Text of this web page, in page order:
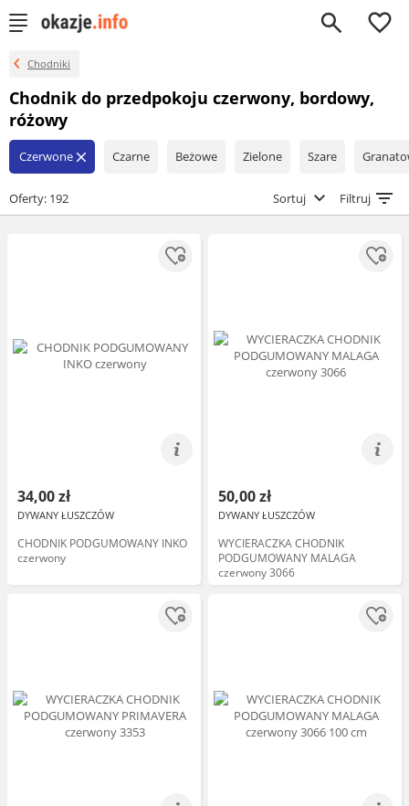
0
Chodniki
Chodnik do przedpokoju czerwony, bordowy,
różowy
Czerwone close Czarne Beżowe Zielone Szare
Oferty: 192 Sortuj Filtruj
34,00 zł
DYWANY ŁUSZCZÓW
CHODNIK PODGUMOWANY INKO
czerwony
50,00 zł
DYWANY ŁUSZCZÓW
WYCIERACZKA CHODNIK
PODGUMOWANY MALAGA
czerwony 3066